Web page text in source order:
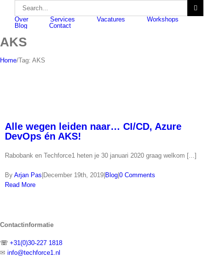
content
Search
for:
Over Services Vacatures
Workshops
Blog
Contact
AKS
Home/Tag: AKS
Alle wegen leiden naar… CI/CD, Azure
DevOps én AKS!
Rabobank en Techforce1 heten je 30 januari 2020 graag welkom [...]
By Arjan Pas December 19th, 2019 Blog 0 Comments
Read More
Contactinformatie
☏ +31(0)30-227 1818
✉ info@techforce1.nl